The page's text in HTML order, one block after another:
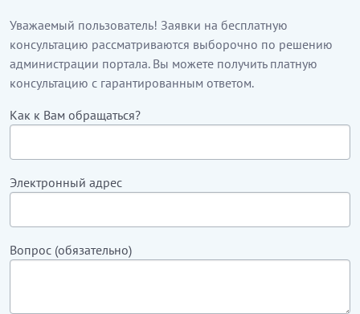
Уважаемый пользователь! Заявки на бесплатную
консультацию рассматриваются выборочно по решению
администрации портала. Вы можете получить платную
консультацию с гарантированным ответом.
Как к Вам обращаться?
Электронный адрес
Вопрос (обязательно)